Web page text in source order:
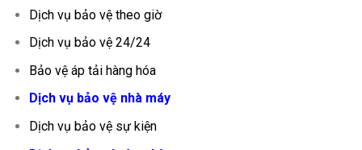
Dịch vụ bảo vệ theo giờ
Dịch vụ bảo vệ 24/24
Bảo vệ áp tải hàng hóa
Dịch vụ bảo vệ nhà máy
Dịch vụ bảo vệ sự kiện